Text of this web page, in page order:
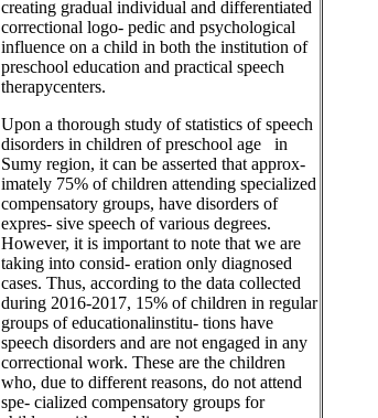
creating gradual individual and differentiated
correctional logo- pedic and psychological
influence on a child in both the institution of
preschool education and practical speech
therapycenters.
Upon a thorough study of statistics of speech
disorders in children of preschool age in
Sumy region, it can be asserted that approx-
imately 75% of children attending specialized
compensatory groups, have disorders of
expres- sive speech of various degrees.
However, it is important to note that we are
taking into consid- eration only diagnosed
cases. Thus, according to the data collected
during 2016-2017, 15% of children in regular
groups of educationalinstitu- tions have
speech disorders and are not engaged in any
correctional work. These are the children
who, due to different reasons, do not attend
spe- cialized compensatory groups for